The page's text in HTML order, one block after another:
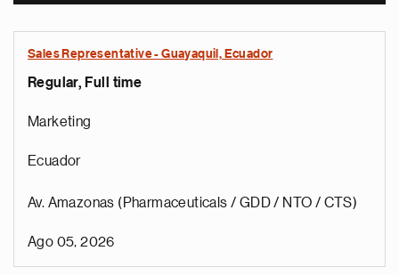
Sales Representative - Guayaquil, Ecuador
Regular, Full time
Marketing
Ecuador
Av. Amazonas (Pharmaceuticals / GDD / NTO / CTS)
Ago 05, 2026